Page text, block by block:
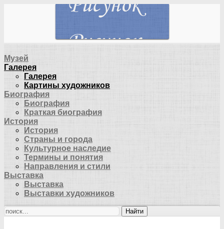
Музей
Галерея
Галерея
Картины художников
Биография
Биография
Краткая биография
История
История
Страны и города
Культурное наследие
Термины и понятия
Направления и стили
Выставка
Выставка
Выставки художников
Найти